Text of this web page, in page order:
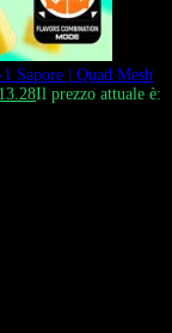
Sapore | Quad Mesh
13.28Il prezzo attuale è: